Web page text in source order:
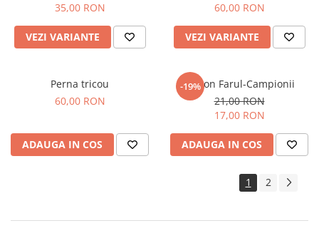
35,00 RON
VEZI VARIANTE
60,00 RON
VEZI VARIANTE
Perna tricou
60,00 RON
ADAUGA IN COS
-19%
Fanion Farul-Campionii
21,00 RON
17,00 RON
ADAUGA IN COS
1 2